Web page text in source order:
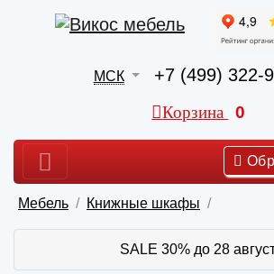
МСК +7 (499) 322-
Корзина 0
Мебель Книжные шкафы
SALE 30% до 28